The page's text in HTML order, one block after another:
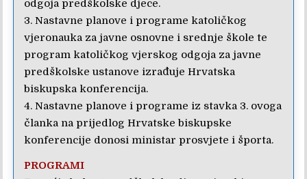
odgoja predškolske djece.
3. Nastavne planove i programe katoličkog
vjeronauka za javne osnovne i srednje škole te
program katoličkog vjerskog odgoja za javne
predškolske ustanove izrađuje Hrvatska
biskupska konferencija.
4. Nastavne planove i programe iz stavka 3. ovoga
članka na prijedlog Hrvatske biskupske
konferencije donosi ministar prosvjete i športa.
PROGRAMI